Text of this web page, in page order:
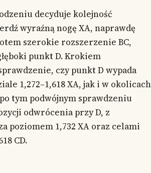
decyduje kolejność
wyraźną nogę XA, naprawdę
szerokie rozszerzenie BC,
punkt D. Krokiem
czy punkt D wypada
1,272–1,618 XA, jak i w okolicach
tym podwójnym sprawdzeniu
odwrócenia przy D, z
poziomem 1,732 XA oraz celami
CD.